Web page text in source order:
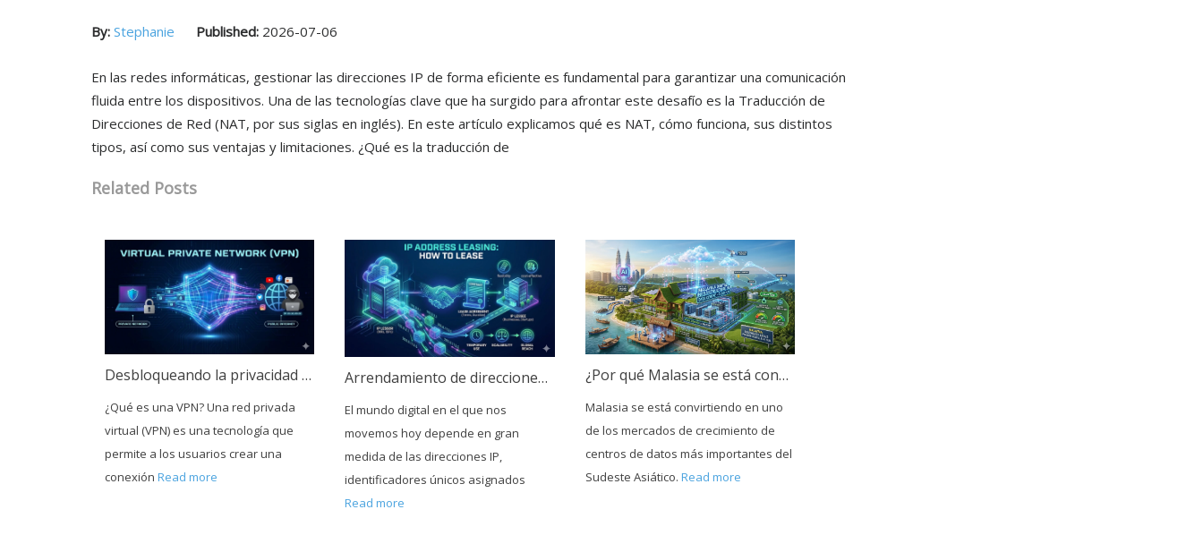
By: Stephanie Published: 2026-07-06
En las redes informáticas, gestionar las direcciones IP de forma eficiente es fundamental para garantizar una comunicación
fluida entre los dispositivos. Una de las tecnologías clave que ha surgido para afrontar este desafío es la Traducción de
Direcciones de Red (NAT, por sus siglas en inglés). En este artículo explicamos qué es NAT, cómo funciona, sus distintos
tipos, así como sus ventajas y limitaciones. ¿Qué es la traducción de
Related Posts
Desbloqueando la privacidad digital con una red privada virtual (VPN)
¿Qué es una VPN? Una red privada
virtual (VPN) es una tecnología que
permite a los usuarios crear una
conexión Read more
Arrendamiento de direcciones IP: Cómo arrendar direcciones IP
El mundo digital en el que nos
movemos hoy depende en gran
medida de las direcciones IP,
identificadores únicos asignados
Read more
¿Por qué Malasia se está convirtiendo en un centro neurálgico para la infraestructura de nube e IA?
Malasia se está convirtiendo en uno
de los mercados de crecimiento de
centros de datos más importantes del
Sudeste Asiático. Read more